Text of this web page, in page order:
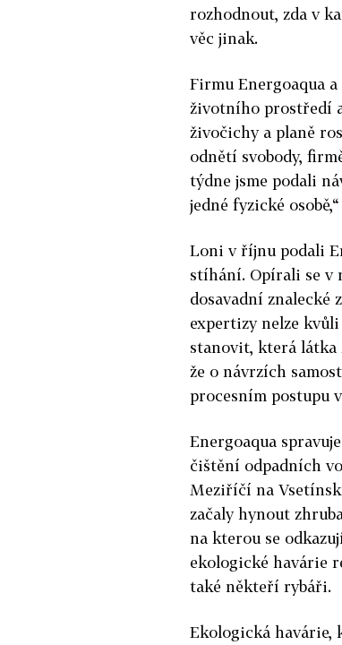
rozhodnout, zda v
věc jinak.
Firmu Energoaqua
životního prostředí
živočichy a planě
odnětí svobody,
týdne jsme podali
jedné fyzické
Loni v říjnu podali
stíhání. Opírali se v
dosavadní znalecké
expertizy nelze
stanovit, která látka
že o návrzích
procesním postupu
Energoaqua
čištění odpadních
Meziříčí na
začaly hynout
na kterou se
ekologické havárie
také někteří rybáři.
Ekologická havárie,